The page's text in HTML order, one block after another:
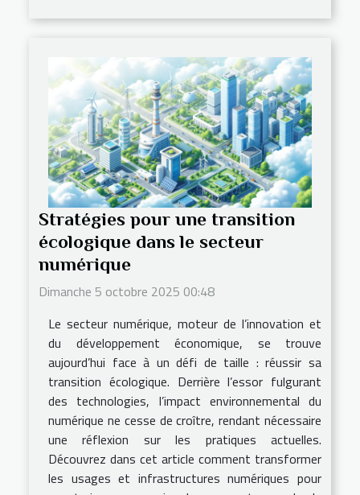
Stratégies pour une transition
écologique dans le secteur
numérique
Dimanche 5 octobre 2025 00:48
Le secteur numérique, moteur de l’innovation et
du développement économique, se trouve
aujourd’hui face à un défi de taille : réussir sa
transition écologique. Derrière l’essor fulgurant
des technologies, l’impact environnemental du
numérique ne cesse de croître, rendant nécessaire
une réflexion sur les pratiques actuelles.
Découvrez dans cet article comment transformer
les usages et infrastructures numériques pour